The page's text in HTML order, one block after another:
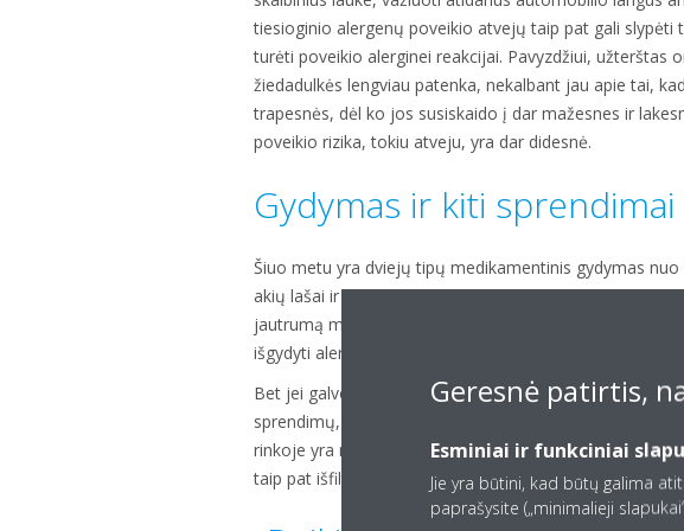
tiesioginio alergenų poveikio atvejų taip pat gali slypėti
turėti poveikio alerginei reakcijai. Pavyzdžiui, užterštas
žiedadulkės lengviau patenka, nekalbant jau apie tai,
trapesnės, dėl ko jos susiskaido į dar mažesnes ir
poveikio rizika, tokiu atveju, yra dar didesnė.
Gydymas ir kiti sprendimai
Šiuo metu yra dviejų tipų medikamentinis gydymas
akių lašai ir nosies purškalai – lokalūs gydymo būdai,
jautrumą mažinančios procedūros – gydymas,
išgydyti alergijos priežastį kontroliuojamu ir ilgalaikiu
Bet jei galvojate, kad „prevencija yra geriau nei
sprendimų, kuriais taikomasi į pagrindinę sutrikimo
rinkoje yra namams skirtų filtravimo įrenginių, kurie
taip pat išfiltruoja tokias daleles kaip dulkes ir, savaime
Geresnė patirtis,
Esminiai ir funkciniai
Jie yra būtini, kad būtų galima
paprašysite („minimalieji